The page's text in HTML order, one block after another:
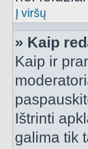
Į viršų
» Kaip
Kaip ir
Ištrinti
galima tik